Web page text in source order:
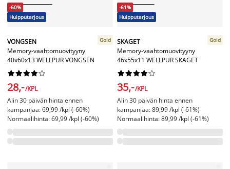
-60%
Huipputarjous
VONGSEN
Memory-vaahtomuovityyny
40x60x13 WELLPUR VONGSEN
Gold






28,-/KPL
Alin 30 päivän hinta ennen
kampanjaa: 69,99 /kpl (-60%)
Normaalihinta: 69,99 /kpl (-60%)
-61%
Huipputarjous
SKAGET
Memory-vaahtomuovityyny
46x55x11 WELLPUR SKAGET
Gold






35,-/KPL
Alin 30 päivän hinta ennen
kampanjaa: 89,99 /kpl (-61%)
Normaalihinta: 89,99 /kpl (-61%)